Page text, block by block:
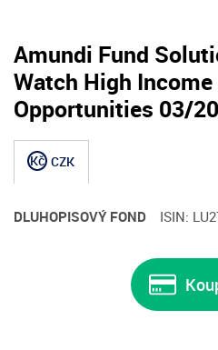
Amundi Fund
Watch High Income
Opportunities 03/
Kč CZK
DLUHOPISOVÝ FOND ISIN: